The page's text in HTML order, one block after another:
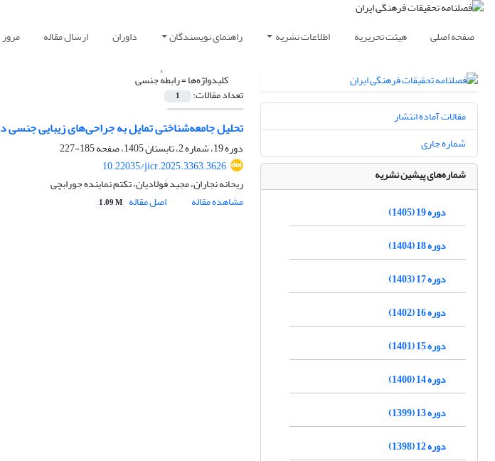
صفحه اصلی هیئت تحریریه اطلاعات نشریه راهنمای نویسندگان داوران ارسال مقاله مرور
کلیدواژه‌ها =رابطهٔ جنسی
تعداد مقالات: 1
تحلیل جامعه‌شناختی تمایل به جراحی‌های زیبایی
دوره 19، شماره 2، تابستان 1405، صفحه
185-227
10.22035/jicr.2025.3363.3626
ریحانه نجاران، مجید فولادیان، تکتم نماینده جورابچی
مشاهده مقاله
اصل مقاله 1.09 M
مقالات آماده انتشار
شماره جاری
شماره‌های پیشین نشریه
دوره 19 (1405)
دوره 18 (1404)
دوره 17 (1403)
دوره 16 (1402)
دوره 15 (1401)
دوره 14 (1400)
دوره 13 (1399)
دوره 12 (1398)